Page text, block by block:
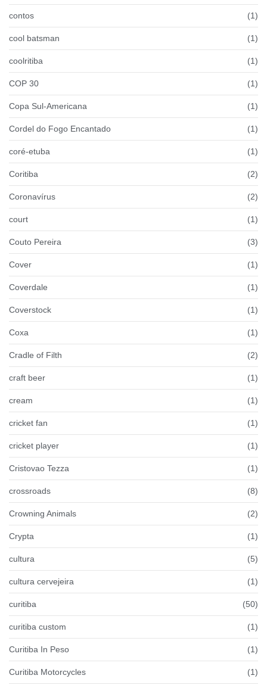
contos (1)
cool batsman (1)
coolritiba (1)
COP 30 (1)
Copa Sul-Americana (1)
Cordel do Fogo Encantado (1)
coré-etuba (1)
Coritiba (2)
Coronavírus (2)
court (1)
Couto Pereira (3)
Cover (1)
Coverdale (1)
Coverstock (1)
Coxa (1)
Cradle of Filth (2)
craft beer (1)
cream (1)
cricket fan (1)
cricket player (1)
Cristovao Tezza (1)
crossroads (8)
Crowning Animals (2)
Crypta (1)
cultura (5)
cultura cervejeira (1)
curitiba (50)
curitiba custom (1)
Curitiba In Peso (1)
Curitiba Motorcycles (1)